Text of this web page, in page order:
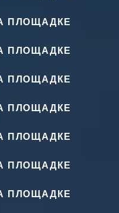
ПЛОЩАДКЕ
ПЛОЩАДКЕ
ПЛОЩАДКЕ
ПЛОЩАДКЕ
ПЛОЩАДКЕ
ПЛОЩАДКЕ
ПЛОЩАДКЕ